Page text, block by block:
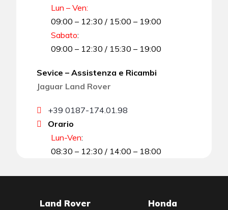
Lun – Ven:
09:00 – 12:30 / 15:00 – 19:00
Sabato:
09:00 – 12:30 / 15:30 – 19:00
Sevice – Assistenza e Ricambi
Jaguar Land Rover
+39 0187-174.01.98
Orario
Lun-Ven:
08:30 – 12:30 / 14:00 – 18:00
Land Rover Honda